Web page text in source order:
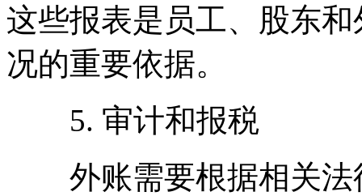
这些报表是员工、股东
况的重要依据。
5. 审计和报税
外账需要根据相关法